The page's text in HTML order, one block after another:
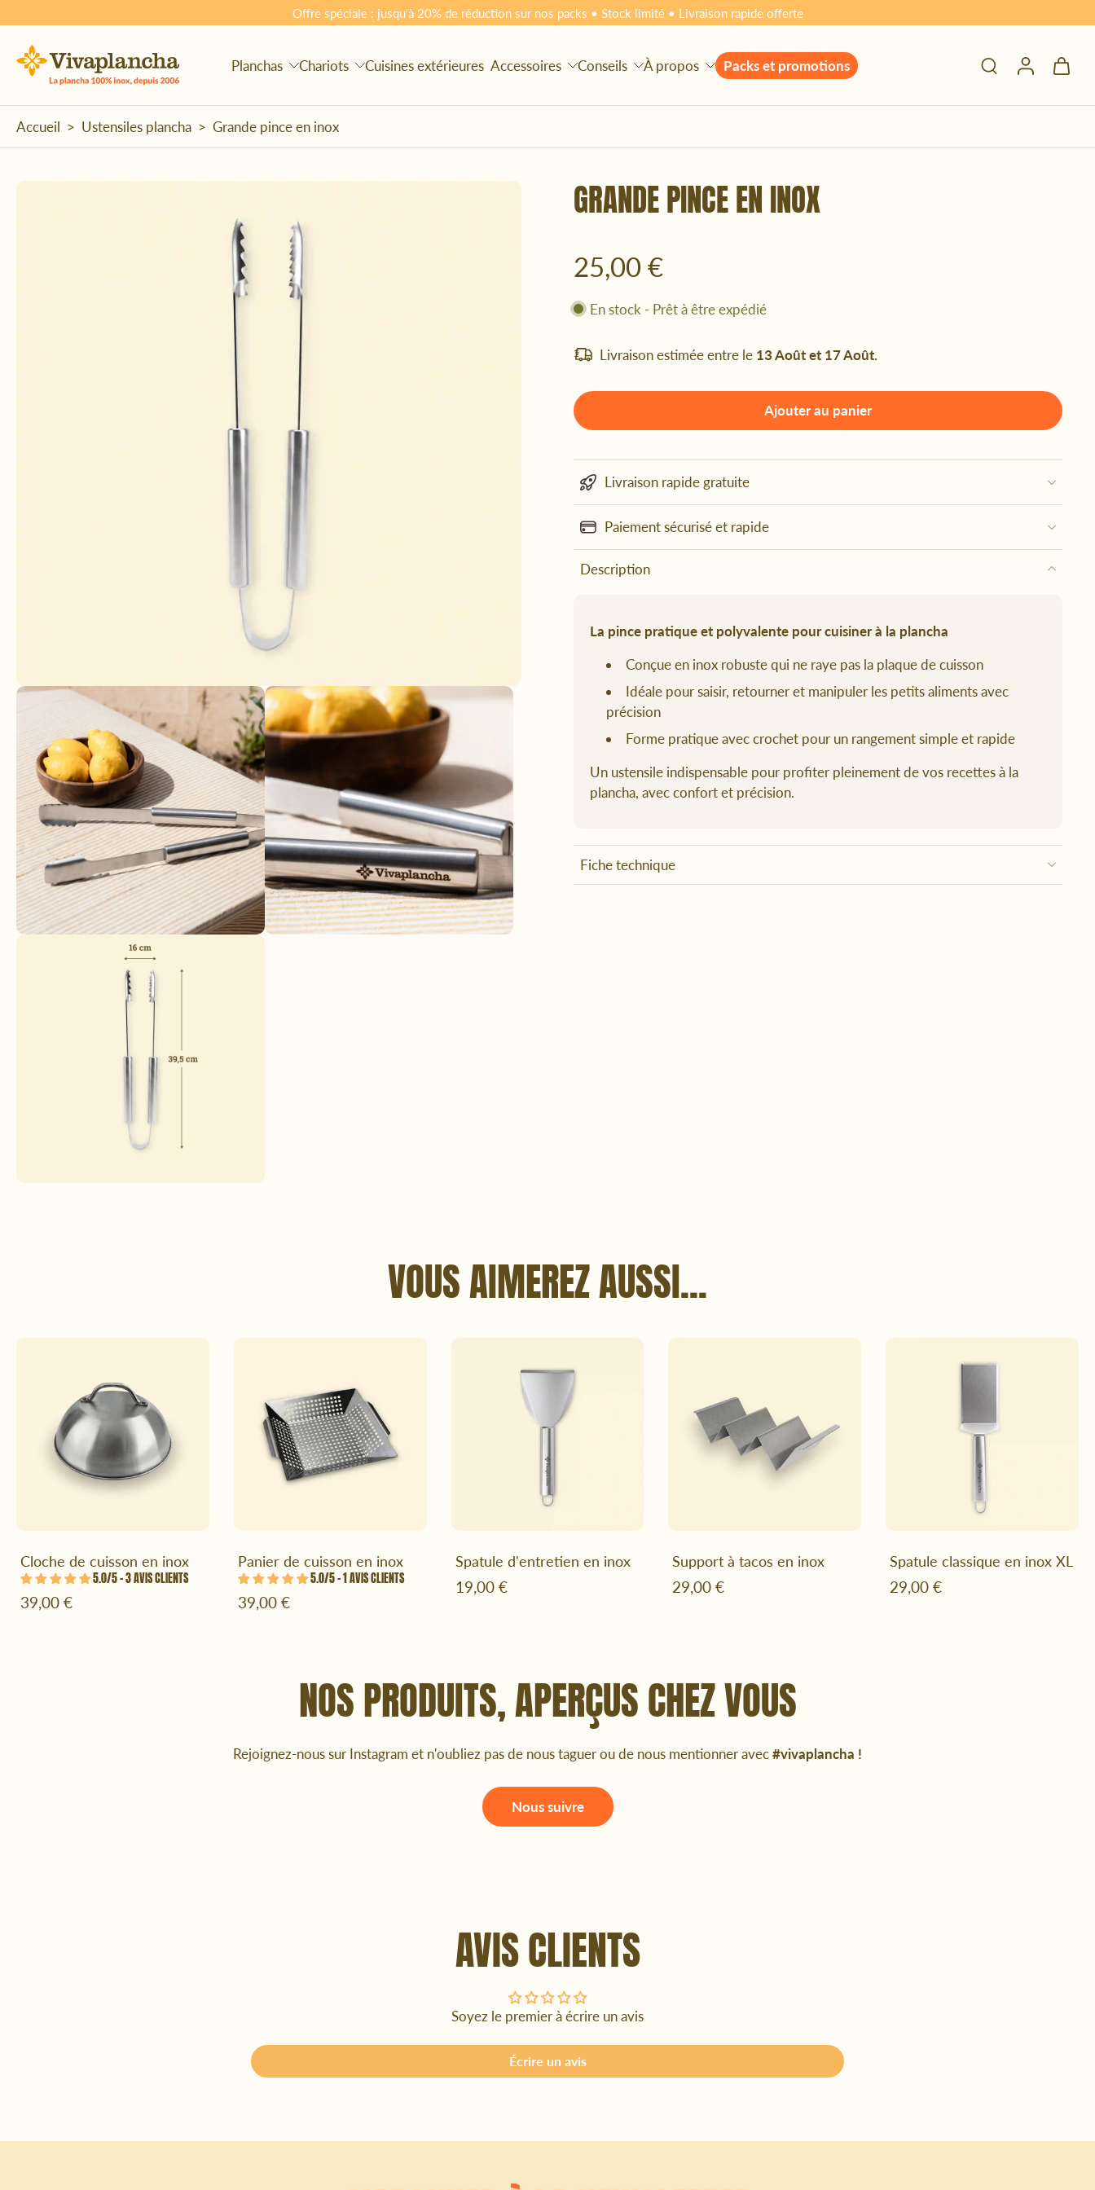
Aller
au
contenu
Offre spéciale : jusqu'à 20% de réduction sur nos packs • Stock limité • Livraison rapide offerte
Planchas Chariots Cuisines extérieures Accessoires Conseils À propos Packs et promotions
Accueil > Ustensiles plancha > Grande pince en inox
GRANDE PINCE EN INOX
25,00 €
En stock - Prêt à être expédié
Livraison estimée entre le 13 Août et 17 Août.
Ajouter au panier
Livraison rapide gratuite
Paiement sécurisé et rapide
Description
La pince pratique et polyvalente pour cuisiner à la plancha
Conçue en inox robuste qui ne raye pas la plaque de cuisson
Idéale pour saisir, retourner et manipuler les petits aliments avec
précision
Forme pratique avec crochet pour un rangement simple et rapide
Un ustensile indispensable pour profiter pleinement de vos recettes à la
plancha, avec confort et précision.
Fiche technique
VOUS AIMEREZ AUSSI...
Cloche de cuisson en inox
5.0/5 – 3 AVIS CLIENTS
39,00 €
Panier de cuisson en inox
5.0/5 – 1 AVIS CLIENTS
39,00 €
Spatule d'entretien en inox
19,00 €
Support à tacos en inox
29,00 €
Spatule classique en inox XL
29,00 €
NOS PRODUITS, APERÇUS CHEZ VOUS
Rejoignez-nous sur Instagram et n'oubliez pas de nous taguer ou de nous mentionner avec#vivaplancha !
Nous suivre
AVIS CLIENTS
Soyez le premier à écrire un avis
Écrire un avis